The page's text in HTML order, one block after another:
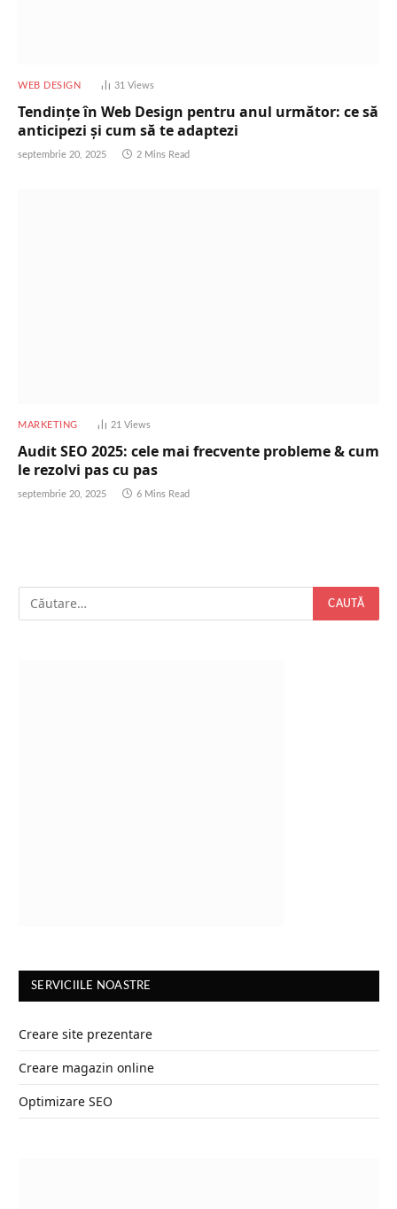
WEB DESIGN 31 Views
Tendințe în Web Design pentru anul următor: ce să
anticipezi și cum să te adaptezi
septembrie 20, 2025 2 Mins Read
MARKETING 21 Views
Audit SEO 2025: cele mai frecvente probleme & cum
le rezolvi pas cu pas
septembrie 20, 2025 6 Mins Read
SERVICIILE NOASTRE
Creare site prezentare
Creare magazin online
Optimizare SEO